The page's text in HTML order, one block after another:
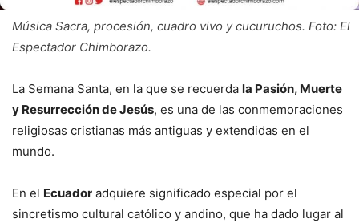
Música Sacra, procesión, cuadro vivo y cucuruchos. Foto: El
Espectador Chimborazo.
La Semana Santa, en la que se recuerda la Pasión, Muerte
y Resurrección de Jesús, es una de las conmemoraciones
religiosas cristianas más antiguas y extendidas en el
mundo.
En el Ecuador adquiere significado especial por el
sincretismo cultural católico y andino, que ha dado lugar al